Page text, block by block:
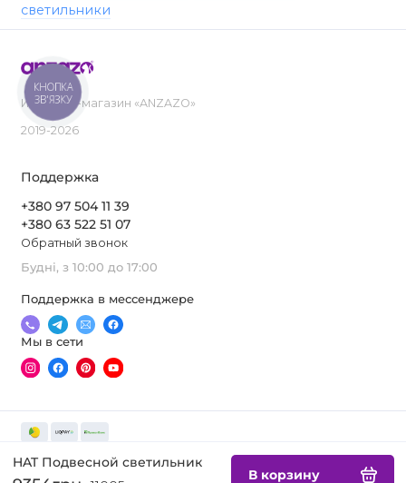
HAT Подвесной светильник
В корзину
светильники
Интернет-магазин «ANZAZO»
2019-2026
Поддержка
+380 97 504 11 39
+380 63 522 51 07
Обратный звонок
Будні, з 10:00 до 17:00
Поддержка в мессенджере
Мы в сети
КНОПКА
ЗВ'ЯЗКУ